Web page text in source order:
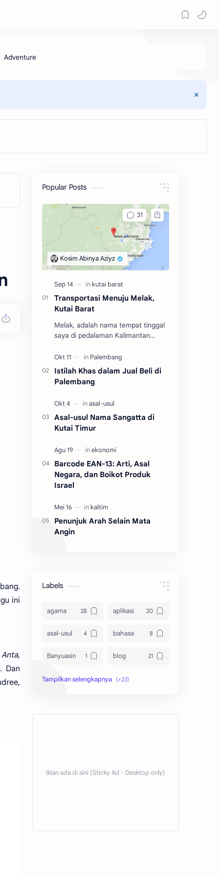
ini
,
Dan
Popular Posts
Transportasi Menuju Melak,
Kutai Barat
Melak, adalah nama tempat tinggal
saya di pedalaman Kalimantan
hingga 2010. Adalah salah satu dari
tiga kecamatan y…
Istilah Khas dalam Jual Beli di
Palembang
Asal-usul Nama Sangatta di
Kutai Timur
Barcode EAN-13: Arti, Asal
Negara, dan Boikot Produk
Israel
Penunjuk Arah Selain Mata
Angin
Labels
agama aplikasi
asal-usul bahasa
Banyuasin blog
bola ekonomi
kutai barat lain-lain